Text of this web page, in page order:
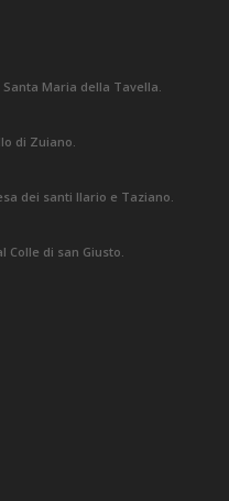
Santa Maria della Tavella.
di Zuiano.
dei santi Ilario e Taziano.
Colle di san Giusto.